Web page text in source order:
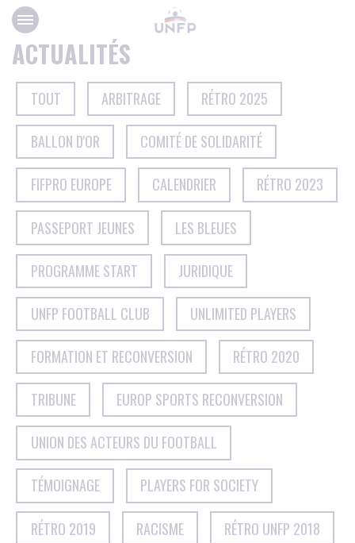
Panneau de gestion des cookies
ACTUALITÉS
TOUT ARBITRAGE RÉTRO 2025
BALLON D'OR COMITÉ DE SOLIDARITÉ
FIFPRO EUROPE CALENDRIER RÉTRO 2023
PASSEPORT JEUNES LES BLEUES
PROGRAMME START JURIDIQUE
UNFP FOOTBALL CLUB UNLIMITED PLAYERS
FORMATION ET RECONVERSION RÉTRO 2020
TRIBUNE EUROP SPORTS RECONVERSION
UNION DES ACTEURS DU FOOTBALL
TÉMOIGNAGE PLAYERS FOR SOCIETY
RÉTRO 2019 RACISME RÉTRO UNFP 2018